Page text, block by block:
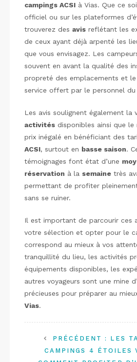
campings ACSI à Vias. Que ce
officiel ou sur les plateformes
trouverez des avis reflétant les
de ceux ayant déjà arpenté les
que vous envisagez. Les
souvent en avant la qualité des
propreté des emplacements et le
service offert par le personnel du
Les avis soulignent également la
activités disponibles ainsi que
prix inégalé en bénéficiant des
ACSI, surtout en basse saison.
témoignages font état d’une
réservation à la semaine très
permettant de profiter
sans se ruiner.
Il est important de parcourir ces
votre sélection et opter pour le
correspond au mieux à vos
tranquillité du lieu, les activités
équipements disponibles, les
autres voyageurs sont une mine
précieuses pour préparer au
Vias.
PRÉCÉDENT : LES
CAMPINGS 4 ÉTOILES